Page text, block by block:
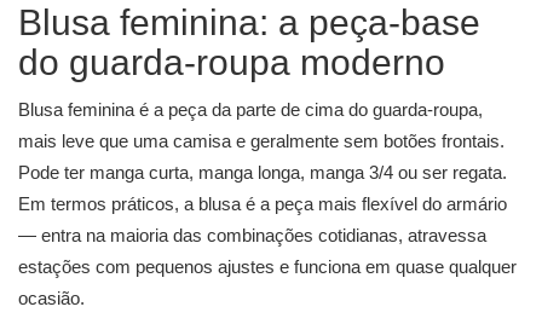
Blusa feminina: a peça-base
do guarda-roupa moderno
Blusa feminina é a peça da parte de cima do guarda-roupa,
mais leve que uma camisa e geralmente sem botões frontais.
Pode ter manga curta, manga longa, manga 3/4 ou ser regata.
Em termos práticos, a blusa é a peça mais flexível do armário
— entra na maioria das combinações cotidianas, atravessa
estações com pequenos ajustes e funciona em quase qualquer
ocasião.